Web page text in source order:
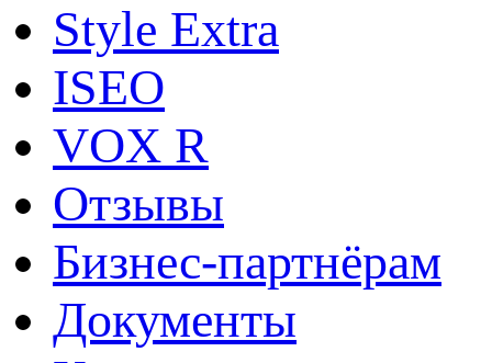
Style Extra
ISEO
VOX R
Отзывы
Бизнес-партнёрам
Документы